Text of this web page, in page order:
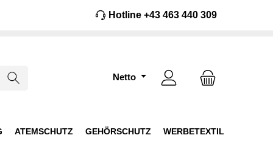
Hotline +43 463 440 309
Netto
ATEMSCHUTZ GEHÖRSCHUTZ WERBETEXTIL